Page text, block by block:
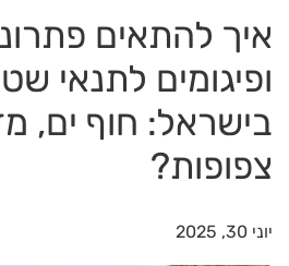
איך להתאים
ופיגומים לתנאי
בישראל: חוף ים,
צפופות?
יוני 30, 2025